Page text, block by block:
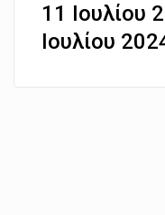
11 Ιουλίου
Ιουλίου